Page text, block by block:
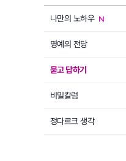
나만의 노하우
명예의 전당
묻고 답하기
비밀칼럼
정다르크 생각